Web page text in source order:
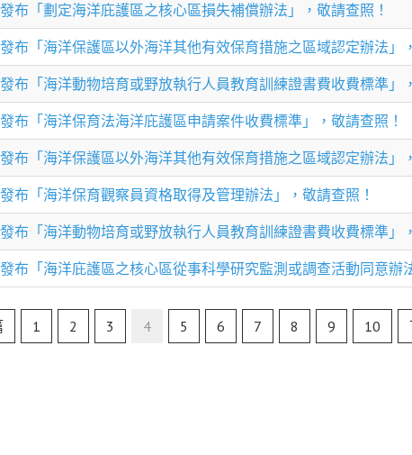
布「劃定海洋庇護區之核心區損失補償辦法」，敬請查照！
布「海洋保護區以外海洋其他有效保育措施之區域認定辦法」
布「海洋動物培育或野放執行人員教育訓練證書費收費標準」
布「海洋保育法海洋庇護區申請案件收費標準」，敬請查照！
布「海洋保護區以外海洋其他有效保育措施之區域認定辦法」
布「海洋保育觀察員資格取得及管理辦法」，敬請查照！
布「海洋動物培育或野放執行人員教育訓練證書費收費標準」
布「海洋庇護區之核心區從事科學研究監測或調查活動同意辦
1 2 3 4 5 6 7 8 9 10